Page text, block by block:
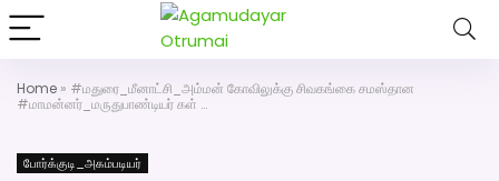
Home » #மதுரை_மீனாட்சி_அம்மன் கோவிலுக்கு சிவகங்கை சமஸ்தான
#மாமன்னர்_மருதுபாண்டியர் கள் …
போர்க்குடி_அகம்படியர்
அகமுடையார் திருமண வரன்களுக்கு அகமுடையார்மேட்ரி-
பெண் வீட்டாருக்கு 100% இலவச திருமண சேவை! வாட்ஸப்
Click Here to Download Matrimony App